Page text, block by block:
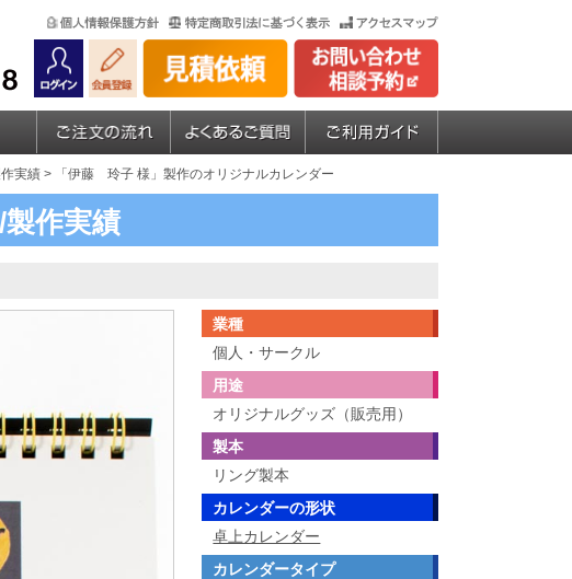
実績 > 「伊藤 玲子 様」製作のオリジナルカレンダー
作実績
業種
個人・サークル
用途
オリジナルグッズ（販売用）
製本
リング製本
カレンダーの形状
卓上カレンダー
カレンダータイプ